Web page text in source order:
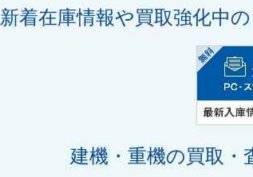
新着在庫情報や買取強化中
建機・重機の買取・